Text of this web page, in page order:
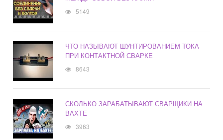
5149
ЧТО НАЗЫВАЮТ ШУНТИРОВАНИЕМ ТОКА
ПРИ КОНТАКТНОЙ СВАРКЕ
8643
СКОЛЬКО ЗАРАБАТЫВАЮТ СВАРЩИКИ НА
ВАХТЕ
3963